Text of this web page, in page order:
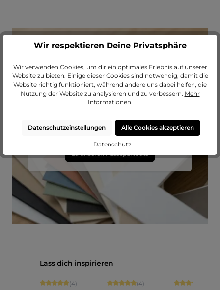
Passendes Passepartout?
hochwertigen Passepartout von
MeinLieblingsrahmen.
zu unseren Passepartouts
Produktgalerie überspringen
Lass dich inspirieren
Durchschnittliche Bewertung von 5 von 5 Sternen
(4)
Durchschnittliche Bewertung von 5
(4)
Wir respektieren Deine Privatsphäre
Wir verwenden Cookies, um dir ein optimales Erlebnis auf unserer
Website zu bieten. Einige dieser Cookies sind notwendig, damit die
Website richtig funktioniert, während andere uns dabei helfen, die
Nutzung der Website zu analysieren und zu verbessern. Mehr
Informationen.
Datenschutzeinstellungen Alle Cookies akzeptieren
- Datenschutz